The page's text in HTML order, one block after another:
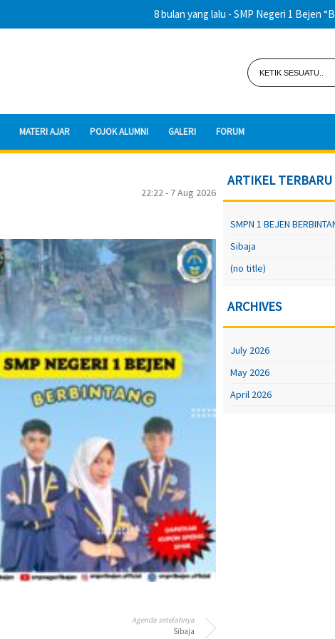
8 bulan yang lalu- SMP Negeri 1 Bejen
MATERI AJAR POJOK ALUMNI GALERI FORUM
22:22 - 7 Aug 2026
Agenda setelahnya
Sibaja
ARTIKEL TERBARU
SMPN 1 BEJEN
Sibaja
(no title)
ARCHIVES
July 2026
May 2026
April 2026